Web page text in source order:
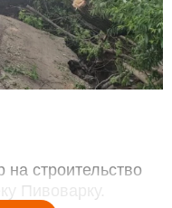
строительство
Пивоварку.